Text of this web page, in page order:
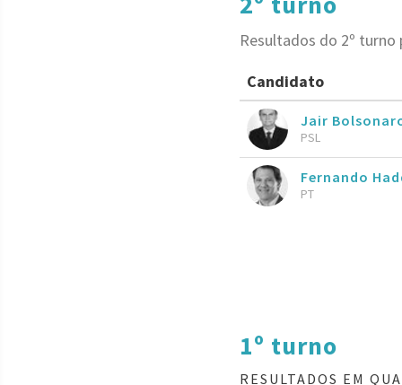
Resultados do 2º
Candidato
Jair
PSL
Fernando
PT
1º turno
RESULTADOS EM